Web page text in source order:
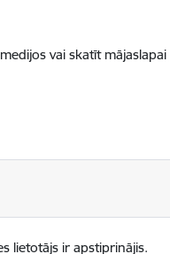
vai skatīt
lietotājs ir apstiprinājis.